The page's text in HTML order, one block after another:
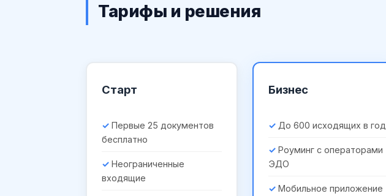
Тарифы и решения
Старт
Первые 25 документов
бесплатно
Неограниченные
входящие
Бизнес
До 600 исходящих в год
Роуминг с операторами
ЭДО
Мобильное приложение